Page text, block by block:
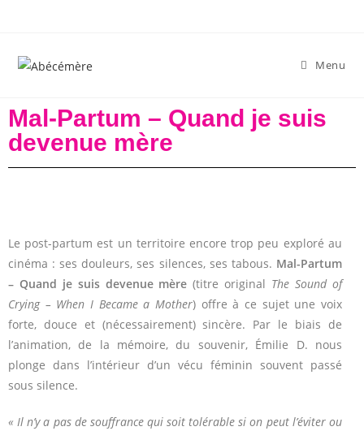
Menu
Mal-Partum – Quand je suis
devenue mère
Le post-partum est un territoire encore trop peu exploré au
cinéma : ses douleurs, ses silences, ses tabous. Mal-Partum
– Quand je suis devenue mère (titre original The Sound of
Crying – When I Became a Mother) offre à ce sujet une voix
forte, douce et (nécessairement) sincère. Par le biais de
l’animation, de la mémoire, du souvenir, Émilie D. nous
plonge dans l’intérieur d’un vécu féminin souvent passé
sous silence.
« Il n’y a pas de souffrance qui soit tolérable si on peut l’éviter ou